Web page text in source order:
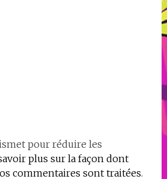
pour réduire les
plus sur la façon dont
commentaires sont traitées.